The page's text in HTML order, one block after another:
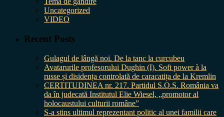
Uncategorized
VIDEO
Recent Posts
Gulagul de lângă noi. De la tanc la curcubeu
Avatarurile profesorului Dughin (I). Soft power à la
russe și disidența controlată de caracatița de la Kremlin
CERTITUDINEA nr. 217. Partidul S.O.S. România va
da în judecată Institutul Elie Wiesel, „promotor al
holocaustului culturii române”
S-a stins ultimul reprezentant politic al unei familii care